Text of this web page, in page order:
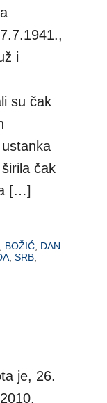
i
su čak
čak
[…]
, BOŽIĆ, DAN
,SRB,
je, 26.